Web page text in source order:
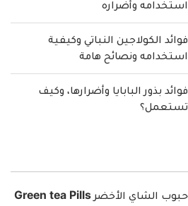
استخدامه وأضراره
فوائد الكولاجين النباتي وكيفية
استخدامه ونصائح هامة
فوائد بذور البابايا وأضرارها، وكيف
تستعمل؟
حبوب الشاي الأخضر Green tea Pills